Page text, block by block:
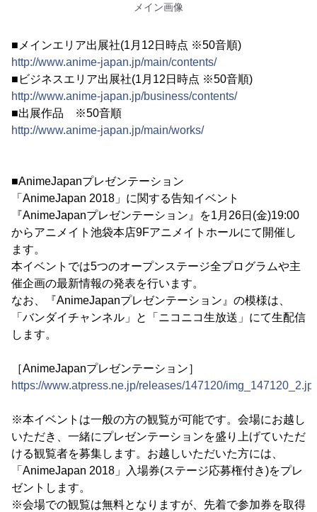
メイン画像
■メインエリア出展社(1月12日時点 ※50音順)
http://www.anime-japan.jp/main/contents/
■ビジネスエリア出展社(1月12日時点 ※50音順)
http://www.anime-japan.jp/business/contents/
■出展作品 ※50音順
http://www.anime-japan.jp/main/works/
■AnimeJapanプレゼンテーション
「AnimeJapan 2018」に関する告知イベント
『AnimeJapanプレゼンテーション』を1月26日(金)19:00
からアニメイト池袋本店9Fアニメイトホールにて開催し
ます。
本イベントでは5つのオープンステージ全プログラムや主
催企画の最新情報の発表を行います。
なお、『AnimeJapanプレゼンテーション』の模様は、
「バンダイチャンネル」と「ニコニコ生放送」にて生配信
します。
［AnimeJapanプレゼンテーション］
https://www.atpress.ne.jp/releases/147120/
※本イベントは一般の方の観覧が可能です。会場にお越し
いただき、一緒にプレゼンテーションを盛り上げていただ
ける観覧者を募集します。お越しいただいた方には、
「AnimeJapan 2018」入場券(ステージ応募権付き)をプレ
ゼントします。
※会場での観覧は無料となりますが、先着で参加券を取得